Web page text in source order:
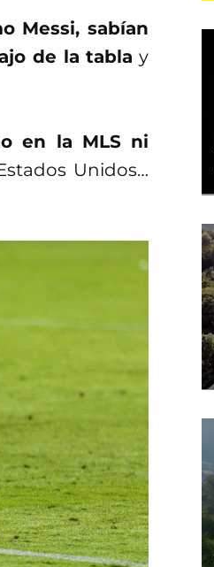
Messi, sabían
de la tabla y
en la MLS ni
Unidos…